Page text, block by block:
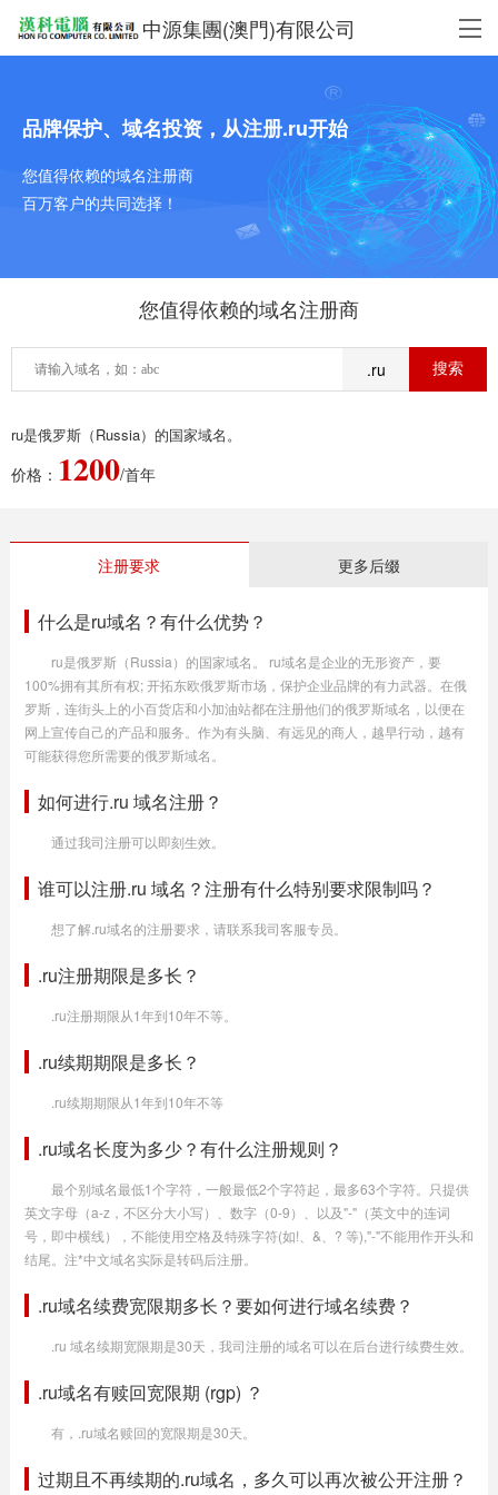
中源集團(澳門)有限公司
品牌保护、域名投资，从注册.ru开始
您值得依赖的域名注册商
百万客户的共同选择！
您值得依赖的域名注册商
.ru
ru是俄罗斯（Russia）的国家域名。
价格： 1200/首年
注册要求 更多后缀
什么是ru域名？有什么优势？
ru是俄罗斯（Russia）的国家域名。 ru域名是企业的无形资产，要
100%拥有其所有权; 开拓东欧俄罗斯市场，保护企业品牌的有力武器。在俄
罗斯，连街头上的小百货店和小加油站都在注册他们的俄罗斯域名，以便在
网上宣传自己的产品和服务。作为有头脑、有远见的商人，越早行动，越有
可能获得您所需要的俄罗斯域名。
如何进行.ru 域名注册？
通过我司注册可以即刻生效。
谁可以注册.ru 域名？注册有什么特别要求限制吗？
想了解.ru域名的注册要求，请联系我司客服专员。
.ru注册期限是多长？
.ru注册期限从1年到10年不等。
.ru续期期限是多长？
.ru续期期限从1年到10年不等
.ru域名长度为多少？有什么注册规则？
最个别域名最低1个字符，一般最低2个字符起，最多63个字符。只提供
英文字母（a-z，不区分大小写）、数字（0-9）、以及"-"（英文中的连词
号，即中横线），不能使用空格及特殊字符(如!、&、? 等),"-"不能用作开头和
结尾。注*中文域名实际是转码后注册。
.ru域名续费宽限期多长？要如何进行域名续费？
.ru 域名续期宽限期是30天，我司注册的域名可以在后台进行续费生效。
.ru域名有赎回宽限期 (rgp) ？
有，.ru域名赎回的宽限期是30天。
过期且不再续期的.ru域名，多久可以再次被公开注册？